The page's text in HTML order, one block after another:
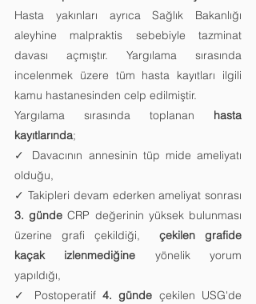
Hasta yakınları ayrıca Sağlık Bakanlığı
aleyhine malpraktis sebebiyle tazminat
davası açmıştır. Yargılama sırasında
incelenmek üzere tüm hasta kayıtları ilgili
kamu hastanesinden celp edilmiştir.
Yargılama sırasında toplanan hasta
kayıtlarında;
✓ Davacının annesinin tüp mide ameliyatı
olduğu,
3. günde CRP değerinin yüksek bulunması
üzerine grafi çekildiği, çekilen grafide
kaçak izlenmediğine yönelik yorum
yapıldığı,
✓ Postoperatif 4. günde çekilen USG'de